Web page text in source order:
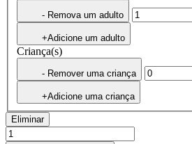
- Remova um adulto
+Adicione um adulto
Criança(s)
- Remover uma criança
+Adicione uma criança
Eliminar